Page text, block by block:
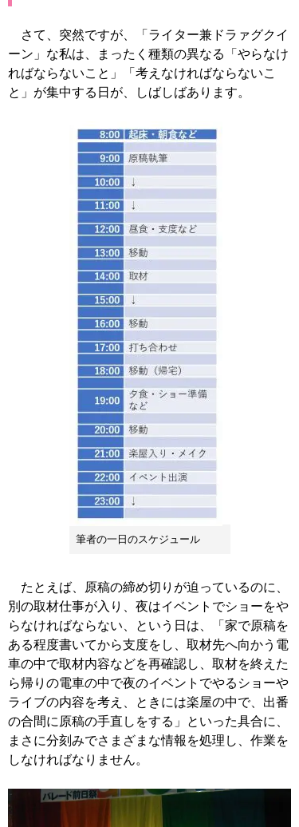
さて、突然ですが、「ライター兼ドラァグクイ
ーン」な私は、まったく種類の異なる「やらなけ
ればならないこと」「考えなければならないこ
と」が集中する日が、しばしばあります。
筆者の一日のスケジュール
たとえば、原稿の締め切りが迫っているのに、
別の取材仕事が入り、夜はイベントでショーをや
らなければならない、という日は、「家で原稿を
ある程度書いてから支度をし、取材先へ向かう電
車の中で取材内容などを再確認し、取材を終えた
ら帰りの電車の中で夜のイベントでやるショーや
ライブの内容を考え、ときには楽屋の中で、出番
の合間に原稿の手直しをする」といった具合に、
まさに分刻みでさまざまな情報を処理し、作業を
しなければなりません。